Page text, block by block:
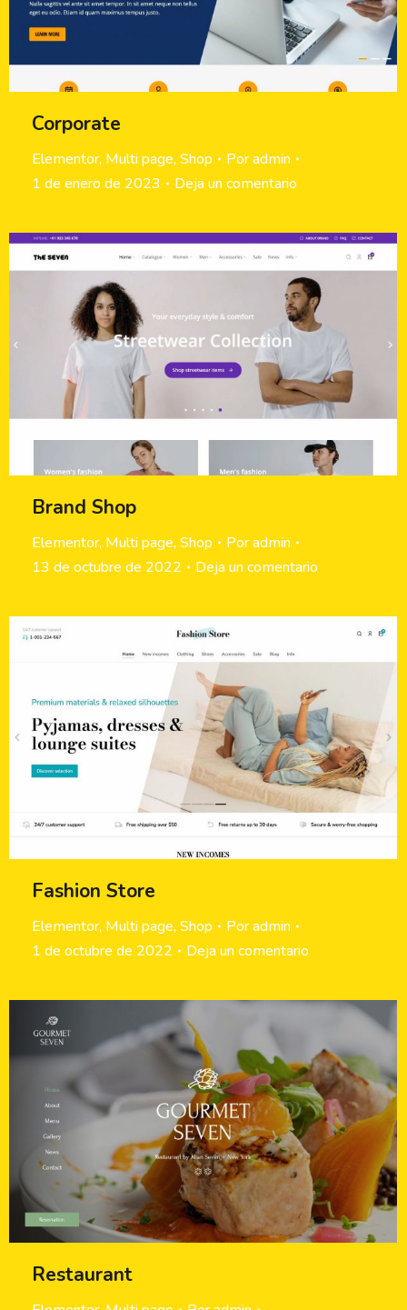
Corporate
Elementor, Multi page,Shop Poradmin
1 de enero de 2023
Deja un comentario
Brand Shop
Elementor, Multi page,Shop Poradmin
13 de octubre de 2022
Deja un comentario
Fashion Store
Elementor, Multi page,Shop Poradmin
1 de octubre de 2022
Deja un comentario
Restaurant